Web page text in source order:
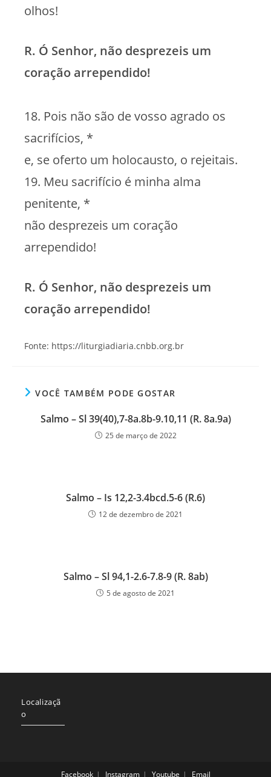
olhos!
R. Ó Senhor, não desprezeis um
coração arrependido!
18. Pois não são de vosso agrado os
sacrifícios, *
e, se oferto um holocausto, o rejeitais.
19. Meu sacrifício é minha alma
penitente, *
não desprezeis um coração
arrependido!
R. Ó Senhor, não desprezeis um
coração arrependido!
Fonte: https://liturgiadiaria.cnbb.org.br
VOCÊ TAMBÉM PODE GOSTAR
Salmo – Sl 39(40),7-8a.8b-9.10,11 (R. 8a.9a)
25 de março de 2022
Salmo – Is 12,2-3.4bcd.5-6 (R.6)
12 de dezembro de 2021
Salmo – Sl 94,1-2.6-7.8-9 (R. 8ab)
5 de agosto de 2021
Localizaçã
o
Facebook Instagram Youtube Email